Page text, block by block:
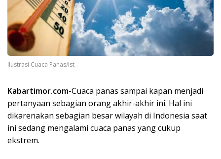
Ilustrasi Cuaca Panas/Ist
Kabartimor.com-Cuaca panas sampai kapan menjadi
pertanyaan sebagian orang akhir-akhir ini. Hal ini
dikarenakan sebagian besar wilayah di Indonesia saat
ini sedang mengalami cuaca panas yang cukup
ekstrem.